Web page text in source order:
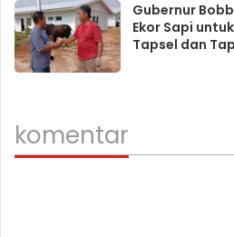
Gubernur
Ekor Sapi
Tapsel dan
komentar